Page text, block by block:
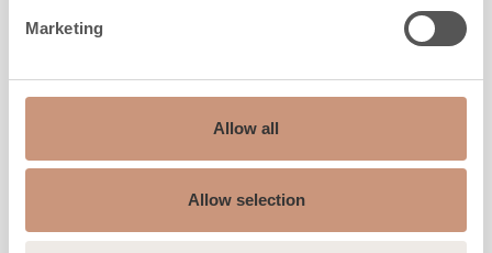
Marketing
Allow all
Allow selection
Kalve
Uppvärmningsyta
40-100m2